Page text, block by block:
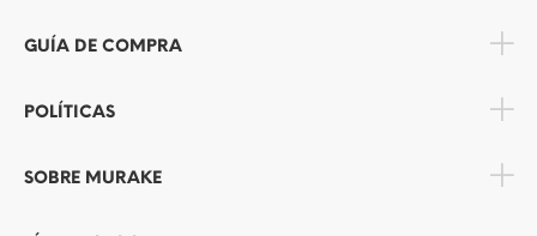
GUÍA DE COMPRA
POLÍTICAS
SOBRE MURAKE